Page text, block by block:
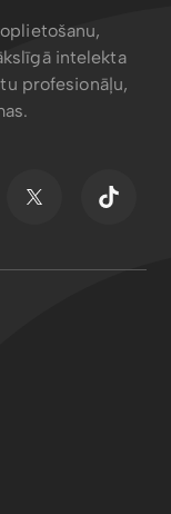
intelekta
profesionāļu,